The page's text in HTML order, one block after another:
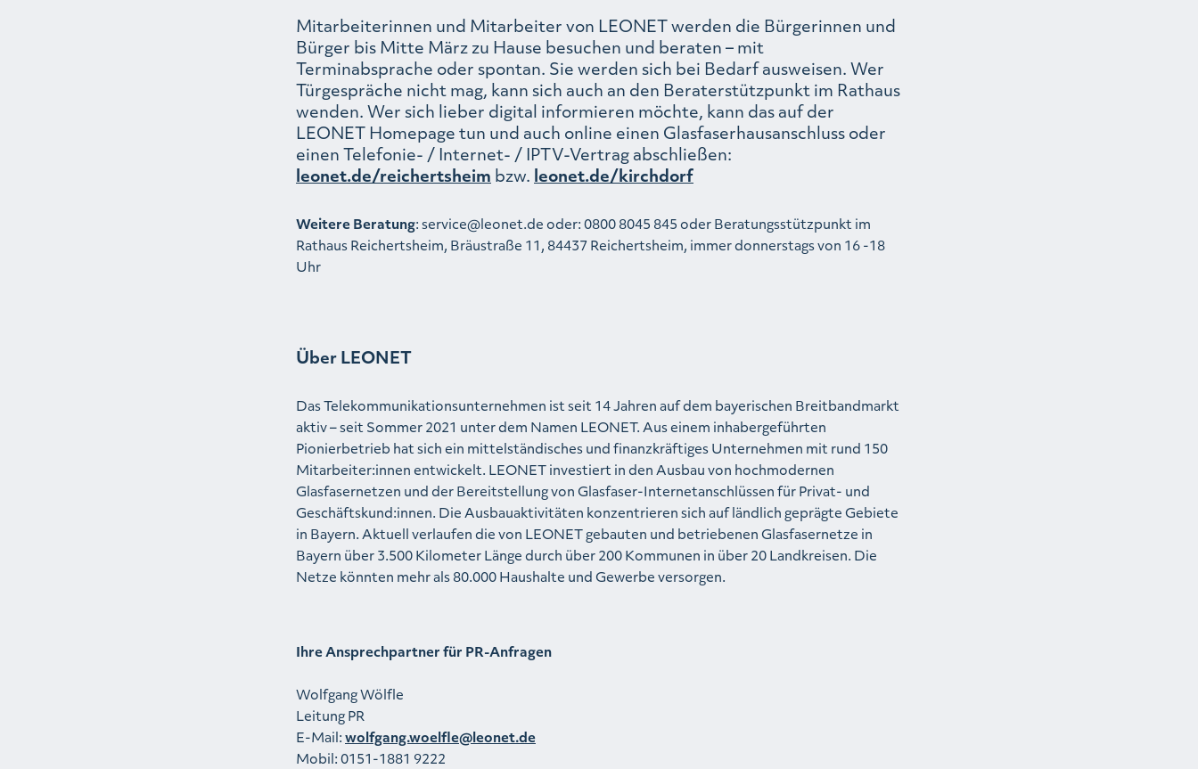
Mitarbeiterinnen und Mitarbeiter von LEONET werden die Bürgerinnen und
Bürger bis Mitte März zu Hause besuchen und beraten – mit
Terminabsprache oder spontan. Sie werden sich bei Bedarf ausweisen. Wer
Türgespräche nicht mag, kann sich auch an den Beraterstützpunkt im Rathaus
wenden. Wer sich lieber digital informieren möchte, kann das auf der
LEONET Homepage tun und auch online einen Glasfaserhausanschluss oder
einen Telefonie- / Internet- / IPTV-Vertrag abschließen:
leonet.de/reichertsheim bzw. leonet.de/kirchdorf
Weitere Beratung: service@leonet.de oder: 0800 8045 845 oder Beratungsstützpunkt im
Rathaus Reichertsheim, Bräustraße 11, 84437 Reichertsheim, immer donnerstags von 16 -18
Uhr
Über LEONET
Das Telekommunikationsunternehmen ist seit 14 Jahren auf dem bayerischen Breitbandmarkt
aktiv – seit Sommer 2021 unter dem Namen LEONET. Aus einem inhabergeführten
Pionierbetrieb hat sich ein mittelständisches und finanzkräftiges Unternehmen mit rund 150
Mitarbeiter:innen entwickelt. LEONET investiert in den Ausbau von hochmodernen
Glasfasernetzen und der Bereitstellung von Glasfaser-Internetanschlüssen für Privat- und
Geschäftskund:innen. Die Ausbauaktivitäten konzentrieren sich auf ländlich geprägte Gebiete
in Bayern. Aktuell verlaufen die von LEONET gebauten und betriebenen Glasfasernetze in
Bayern über 3.500 Kilometer Länge durch über 200 Kommunen in über 20 Landkreisen. Die
Netze könnten mehr als 80.000 Haushalte und Gewerbe versorgen.
Ihre Ansprechpartner für PR-Anfragen
Wolfgang Wölfle
Leitung PR
E-Mail:wolfgang.woelfle@leonet.de
Mobil: 0151-1881 9222